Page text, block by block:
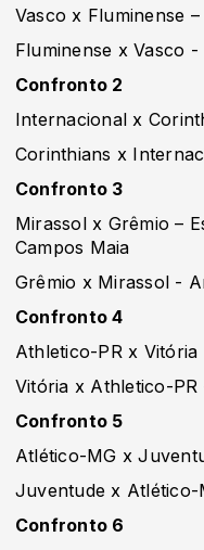
Vasco x Fluminense
Fluminense x Vasco
Confronto 2
Internacional x
Corinthians x
Confronto 3
Mirassol x Grêmio –
Campos Maia
Grêmio x Mirassol -
Confronto 4
Athletico-PR x
Vitória x Athletico-PR
Confronto 5
Atlético-MG x
Juventude x Atlético-
Confronto 6